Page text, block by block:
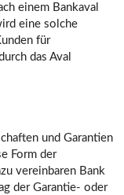
einem Bankaval
eine solche
für
das Aval
und Garantien
Form der
vereinbaren Bank
der Garantie- oder